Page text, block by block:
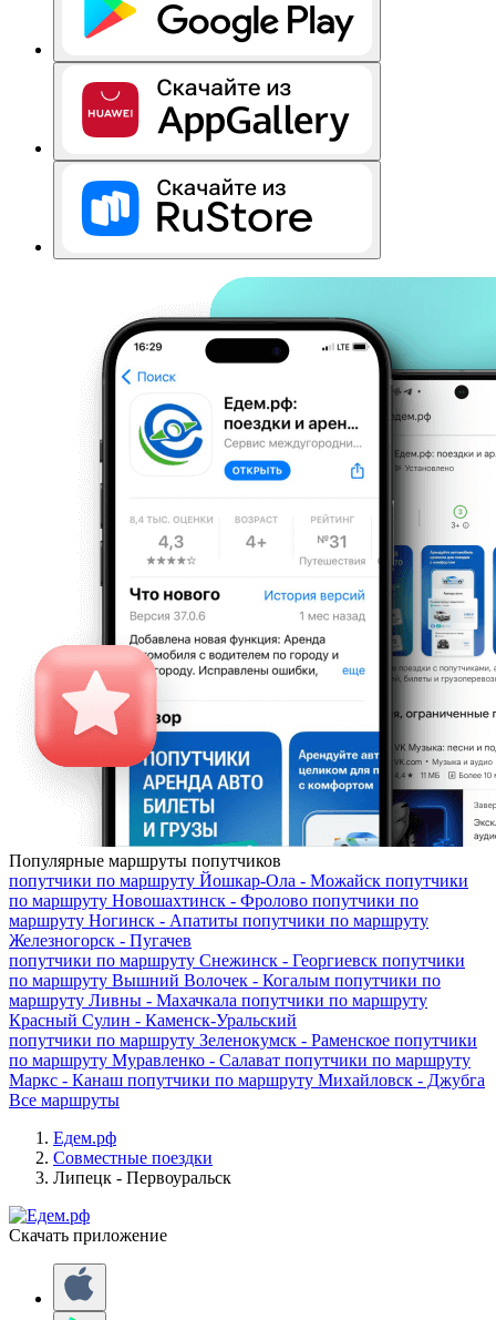
Популярные маршруты попутчиков
попутчики по маршруту Йошкар-Ола - Можайск попутчики
по маршруту Новошахтинск - Фролово попутчики по
маршруту Ногинск - Апатиты попутчики по маршруту
Железногорск - Пугачев
попутчики по маршруту Снежинск - Георгиевск попутчики
по маршруту Вышний Волочек - Когалым попутчики по
маршруту Ливны - Махачкала попутчики по маршруту
Красный Сулин - Каменск-Уральский
попутчики по маршруту Зеленокумск - Раменское попутчики
по маршруту Муравленко - Салават попутчики по маршруту
Маркс - Канаш попутчики по маршруту Михайловск - Джубга
Все маршруты
Едем.рф
Совместные поездки
Липецк - Первоуральск
Скачать приложение